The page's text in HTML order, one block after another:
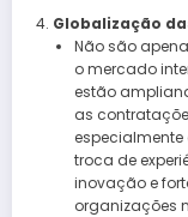
Globalização
Não são
o mercado
estão
as
especialmente
troca de
inovação e
organizações